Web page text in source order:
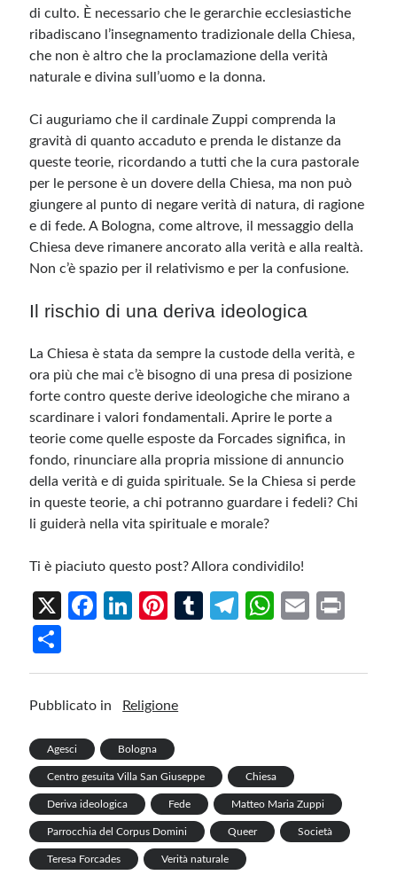
di culto. È necessario che le gerarchie ecclesiastiche
ribadiscano l’insegnamento tradizionale della Chiesa,
che non è altro che la proclamazione della verità
naturale e divina sull’uomo e la donna.
Ci auguriamo che il cardinale Zuppi comprenda la
gravità di quanto accaduto e prenda le distanze da
queste teorie, ricordando a tutti che la cura pastorale
per le persone è un dovere della Chiesa, ma non può
giungere al punto di negare verità di natura, di ragione
e di fede. A Bologna, come altrove, il messaggio della
Chiesa deve rimanere ancorato alla verità e alla realtà.
Non c’è spazio per il relativismo e per la confusione.
Il rischio di una deriva ideologica
La Chiesa è stata da sempre la custode della verità, e
ora più che mai c’è bisogno di una presa di posizione
forte contro queste derive ideologiche che mirano a
scardinare i valori fondamentali. Aprire le porte a
teorie come quelle esposte da Forcades significa, in
fondo, rinunciare alla propria missione di annuncio
della verità e di guida spirituale. Se la Chiesa si perde
in queste teorie, a chi potranno guardare i fedeli? Chi
li guiderà nella vita spirituale e morale?
Ti è piaciuto questo post? Allora condividilo!
X
Fa
o
k
Li
n
Pi
t
T
Te
W
p
E
h
ar
Pubblicato in Religione
Agesci Bologna
Centro gesuita Villa San Giuseppe Chiesa
Deriva ideologica Fede Matteo Maria Zuppi
Parrocchia del Corpus Domini Queer Società
Teresa Forcades Verità naturale